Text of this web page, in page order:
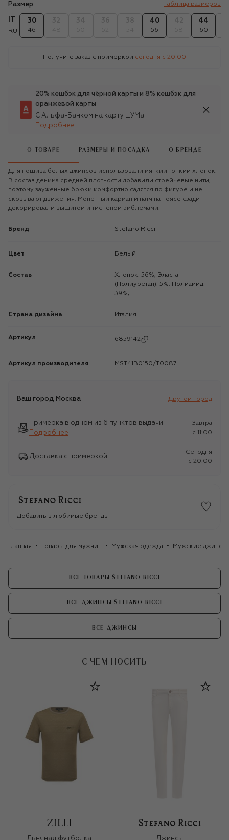
Размер Таблица размеров
RU
30
46
40
56
44
60
Получите заказ с примеркой сегодня c 20:00
20% кешбэк для чёрной карты и 8% кешбэк для
оранжевой карты
С Альфа-Банком на карту ЦУМа
Подробнее
О ТОВАРЕ РАЗМЕРЫ И ПОСАДКА О БРЕНДЕ
Для пошива белых джинсов использовали мягкий тонкий хлопок.
В состав денима средней плотности добавили стрейчевые нити,
поэтому зауженные брюки комфортно садятся по фигуре и не
сковывают движения. Монетный карман и патч на поясе сзади
декорировали вышитой и тисненой эмблемами.
Бренд Stefano Ricci
Цвет Белый
Состав
Хлопок: 56%; Эластан
(Полиуретан): 5%; Полиамид:
39%;
Страна дизайна Италия
Артикул 6859142
Артикул производителя MST41B0150/T0087
Ваш город Москва Другой город
Примерка в одном из 6 пунктов выдачи
Подробнее
Завтра
c 11:00
Доставка с примеркой
Сегодня
c 20:00
Добавить в любимые бренды
Главная Товары для мужчин Мужская одежда Мужские джинсы
ВСЕ ТОВАРЫ STEFANO RICCI
ВСЕ ДЖИНСЫ STEFANO RICCI
ВСЕ ДЖИНСЫ
С ЧЕМ НОСИТЬ
Льняная футболка Джинсы